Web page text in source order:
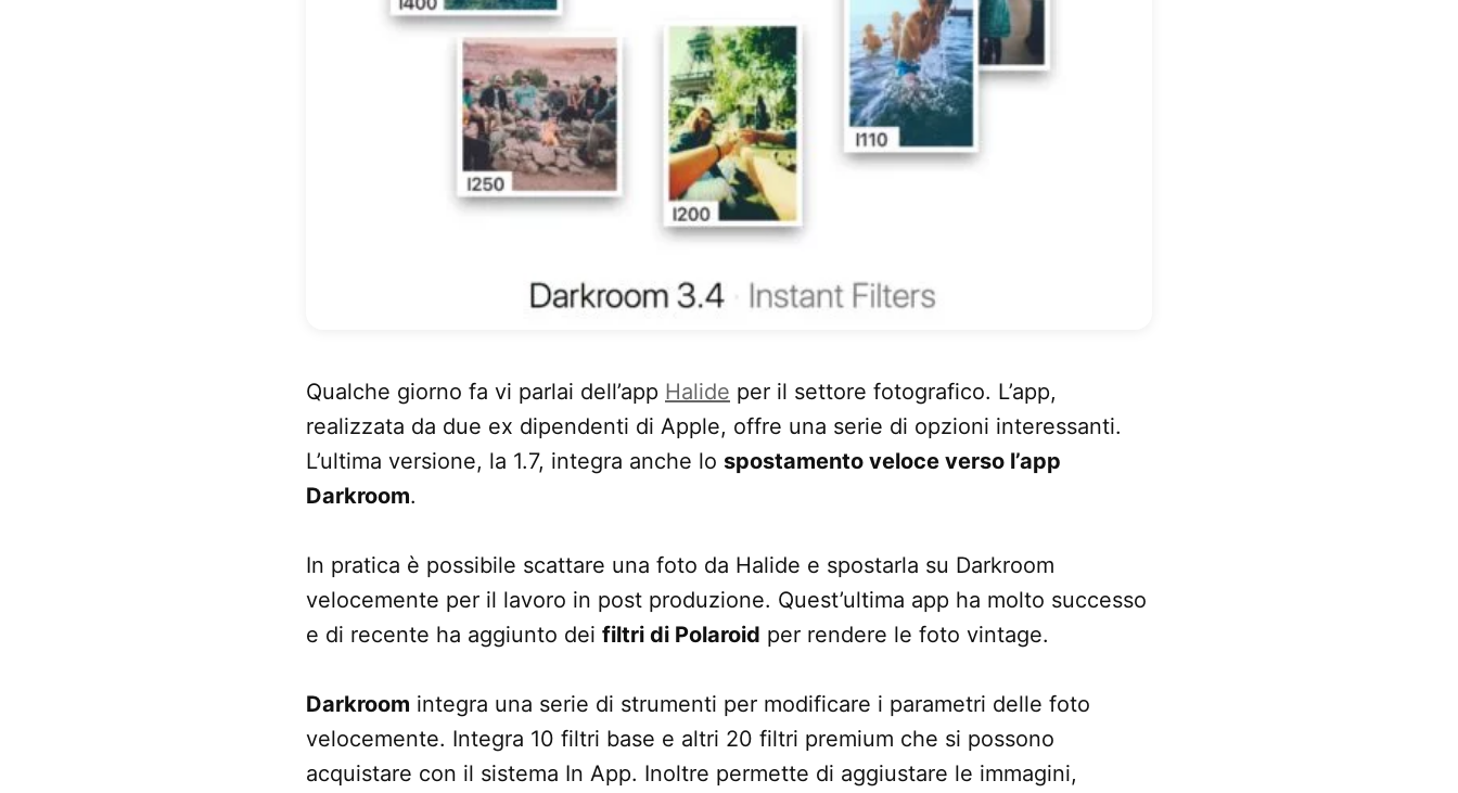
Qualche giorno fa vi parlai dell’app Halide per il settore fotografico. L’app,
realizzata da due ex dipendenti di Apple, offre una serie di opzioni interessanti.
L’ultima versione, la 1.7, integra anche lo spostamento veloce verso l’app
Darkroom.
In pratica è possibile scattare una foto da Halide e spostarla su Darkroom
velocemente per il lavoro in post produzione. Quest’ultima app ha molto successo
e di recente ha aggiunto dei filtri di Polaroid per rendere le foto vintage.
Darkroom integra una serie di strumenti per modificare i parametri delle foto
velocemente. Integra 10 filtri base e altri 20 filtri premium che si possono
acquistare con il sistema In App. Inoltre permette di aggiustare le immagini,